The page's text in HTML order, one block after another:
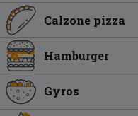
Calzone pizza
Hamburger
Gyros